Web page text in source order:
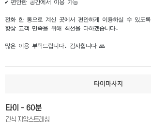
✔ 편안한 공간에서 이용 가능
전화 한 통으로 계신 곳에서 편안하게 이용하실 수 있도록
항상 고객 만족을 위해 최선을 다하겠습니다.
많은 이용 부탁드립니다. 감사합니다 🙏
타이마사지
타이 - 60분
건식 지압스트레칭